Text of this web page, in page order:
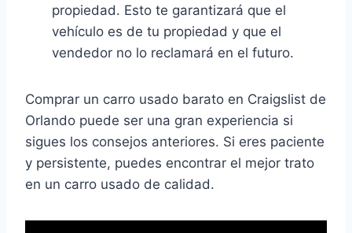
propiedad. Esto te garantizará que el
vehículo es de tu propiedad y que el
vendedor no lo reclamará en el futuro.
Comprar un carro usado barato en Craigslist de
Orlando puede ser una gran experiencia si
sigues los consejos anteriores. Si eres paciente
y persistente, puedes encontrar el mejor trato
en un carro usado de calidad.